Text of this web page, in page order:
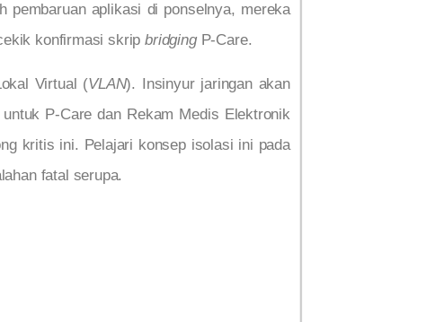
pembaruan aplikasi di ponselnya, mereka
konfirmasi skripbridgingP-Care.
Virtual (VLAN). Insinyur jaringan akan
P-Care dan Rekam Medis Elektronik
kritis ini. Pelajari konsep isolasi ini pada
fatal serupa.